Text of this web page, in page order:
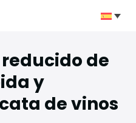
de
y
de vinos